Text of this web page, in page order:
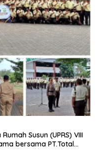
Susun (UPRS) VIII
bersama PT.Total